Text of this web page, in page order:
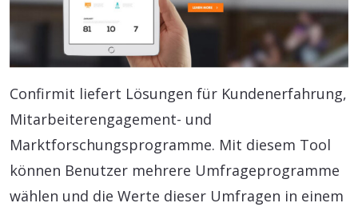
Confirmit liefert Lösungen für Kundenerfahrung,
Mitarbeiterengagement- und
Marktforschungsprogramme. Mit diesem Tool
können Benutzer mehrere Umfrageprogramme
wählen und die Werte dieser Umfragen in einem